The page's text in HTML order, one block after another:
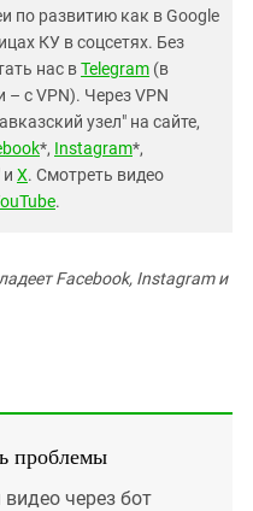
по развитию как в Google
КУ в соцсетях. Без
нас вTelegram (в
– с VPN). Через VPN
узел" на сайте,
*, Instagram*,
и X. Смотреть видео
.
Facebook, Instagram и
проблемы
через бот